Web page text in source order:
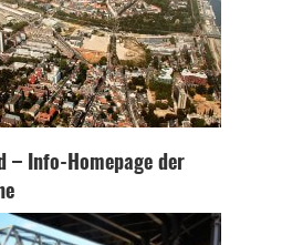
– Info-Homepage der